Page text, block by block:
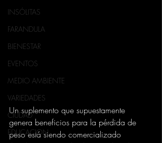
INSÓLITAS
FARANDULA
BIENESTAR
EVENTOS
MEDIO AMBIENTE
VARIEDADES
CIUDAD
EDUCACION
Un suplemento que supuestamente
genera beneficios para la pérdida de
peso está siendo comercializado